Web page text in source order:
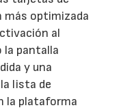
más optimizada
al
la pantalla
y una
lista de
la plataforma